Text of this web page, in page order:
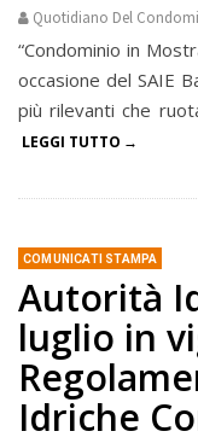
Quotidiano Del
“Condominio in
occasione del SAIE
più rilevanti che
LEGGI TUTTO
COMUNICATI STAMPA
Autorità
luglio in
Idriche